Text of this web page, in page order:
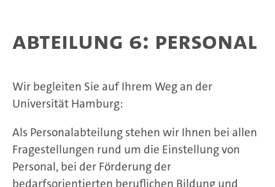
Abteilung 6: Personal
Wir begleiten Sie auf Ihrem Weg an der
Universität Hamburg:
Als Personalabteilung stehen wir Ihnen bei allen
Fragestellungen rund um die Einstellung von
Personal, bei der Förderung der
bedarfsorientierten beruflichen Bildung und